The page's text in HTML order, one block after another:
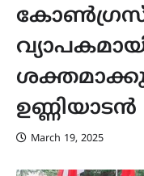
കോൺഗ്രസ്‌
ഉണ്ണിയാടൻ
March 19, 2025